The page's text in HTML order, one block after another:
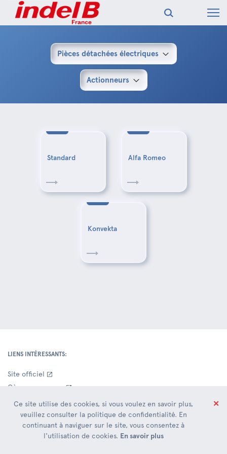
Pièces détachées électriques
Actionneurs
Standard Alfa Romeo
Konvekta
LIENS INTÉRESSANTS:
Site officiel
Où sommes-nous
Contacts Siège Social
Entrepôts
Nouveauté
✕
Ce site utilise des cookies, si vous voulez en savoir plus,
veuillez consulter la politique de confidentialité. En
continuant à naviguer sur le site, vous consentez à
l'utilisation de cookies. En savoir plus